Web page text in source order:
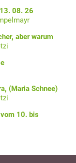
08. 26
aber warum
(Maria Schnee)
10. bis